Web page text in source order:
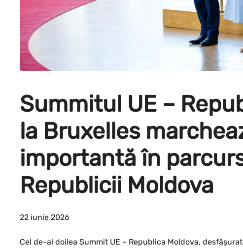
Summitul UE –
la Bruxelles
importantă în
Republicii Moldova
22 iunie 2026
Cel de-al doilea Summit UE – Republica Moldova,